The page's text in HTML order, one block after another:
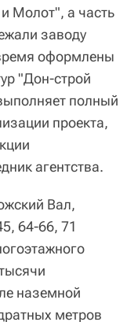
Молот", а часть
заводу
оформлены
"Дон-строй
полный
проекта,
агентства.
Вал,
64-66, 71
наземной
метров